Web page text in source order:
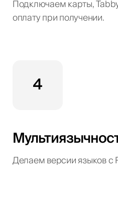
Подключаем карты,
оплату при получении.
4
Делаем версии языков с